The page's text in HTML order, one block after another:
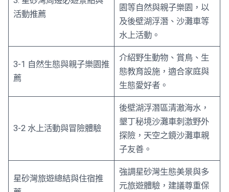
活動推薦
園等自然與親子樂園，以
及後壁湖浮潛、沙灘車等
水上活動。
3-1 自然生態與親子樂園推
薦
介紹野生動物、賞鳥、生
態教育設施，適合家庭與
生態愛好者。
3-2 水上活動與冒險體驗
後壁湖浮潛區清澈海水，
墾丁秘境沙灘車刺激野外
探險，天空之鏡沙灘車親
子友善。
星砂灣旅遊總結與住宿推
強調星砂灣生態美景與多
元旅遊體驗，建議尊重保